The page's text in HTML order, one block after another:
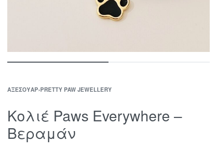
ΑΞΕΣΟΥΆΡ›PRETTY PAW JEWELLERY
Κολιέ Paws Everywhere –
Βεραμάν